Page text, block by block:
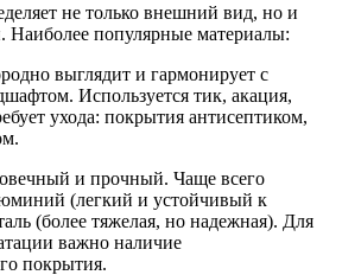
не только внешний вид, но и
Наиболее популярные материалы:
выглядит и гармонирует с
Используется тик, акация,
ухода: покрытия антисептиком,
и прочный. Чаще всего
(легкий и устойчивый к
(более тяжелая, но надежная). Для
важно наличие
покрытия.